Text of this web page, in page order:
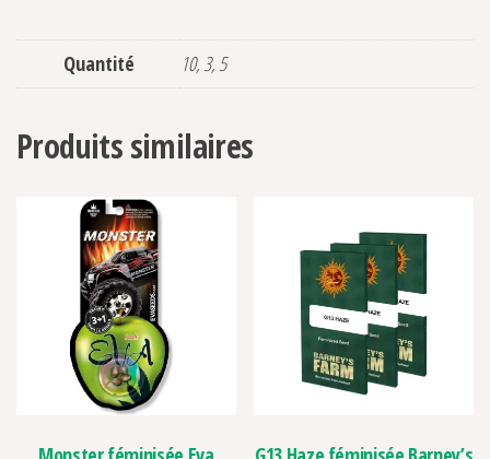
Quantité 10, 3, 5
Produits similaires